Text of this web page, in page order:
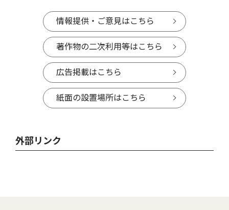
情報提供・ご意見はこちら
著作物の二次利用等はこちら
広告掲載はこちら
紙面の設置場所はこちら
外部リンク